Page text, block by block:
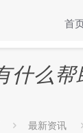
首
什么
最新资讯